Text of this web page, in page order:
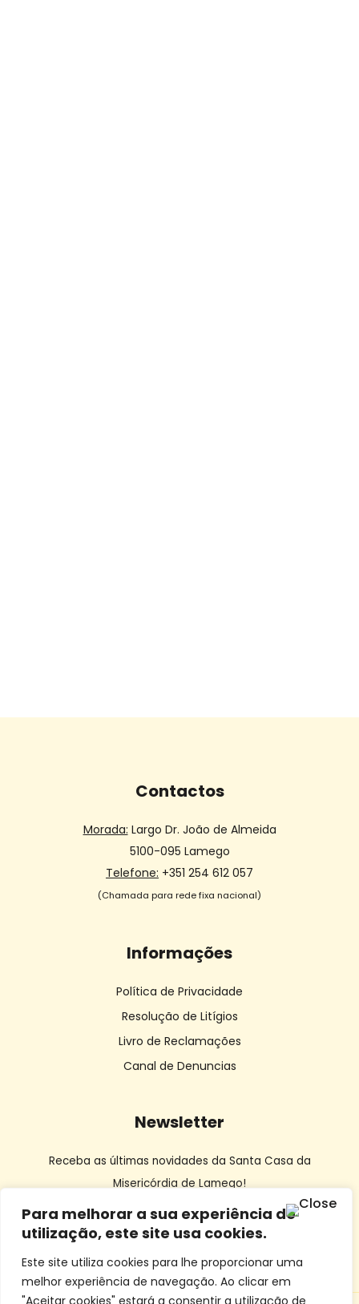
Para melhorar a sua experiência de
utilização, este site usa cookies.
Este site utiliza cookies para lhe proporcionar uma
melhor experiência de navegação. Ao clicar em
"Aceitar cookies" estará a consentir a utilização de
Contactos
Morada: Largo Dr. João de Almeida
5100-095 Lamego
Telefone: +351 254 612 057
(Chamada para rede fixa nacional)
Informações
Política de Privacidade
Resolução de Litígios
Livro de Reclamações
Canal de Denuncias
Newsletter
Receba as últimas novidades da Santa Casa da
Misericórdia de Lamego!